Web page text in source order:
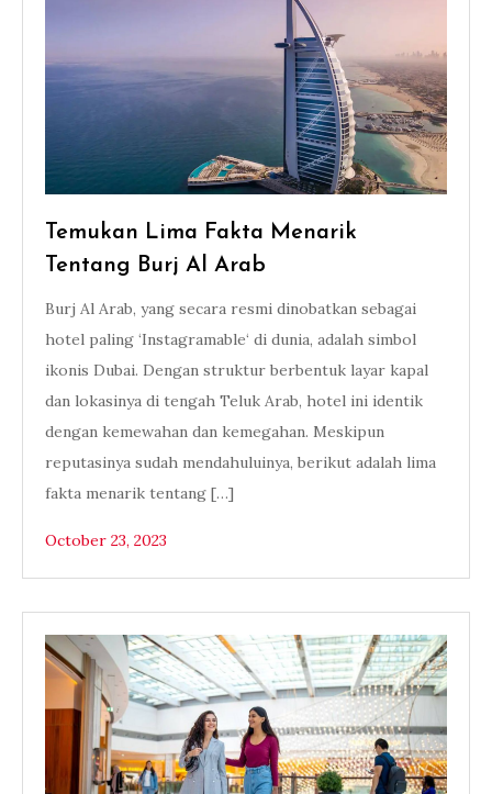
Temukan Lima Fakta Menarik
Tentang Burj Al Arab
Burj Al Arab, yang secara resmi dinobatkan sebagai
hotel paling ‘Instagramable‘ di dunia, adalah simbol
ikonis Dubai. Dengan struktur berbentuk layar kapal
dan lokasinya di tengah Teluk Arab, hotel ini identik
dengan kemewahan dan kemegahan. Meskipun
reputasinya sudah mendahuluinya, berikut adalah lima
fakta menarik tentang […]
October 23, 2023